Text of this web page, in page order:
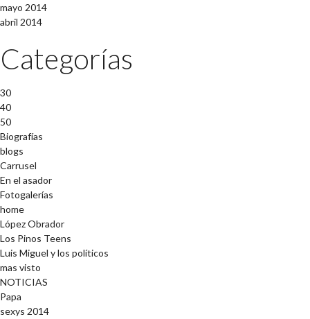
mayo 2014
abril 2014
Categorías
30
40
50
Biografías
blogs
Carrusel
En el asador
Fotogalerías
home
López Obrador
Los Pinos Teens
Luis Miguel y los políticos
mas visto
NOTICIAS
Papa
sexys 2014